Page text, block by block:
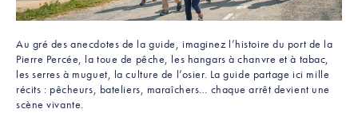
Au gré des anecdotes de la guide, imaginez l’histoire du port de la
Pierre Percée, la toue de pêche, les hangars à chanvre et à tabac,
les serres à muguet, la culture de l’osier. La guide partage ici mille
récits : pêcheurs, bateliers, maraîchers… chaque arrêt devient une
scène vivante.